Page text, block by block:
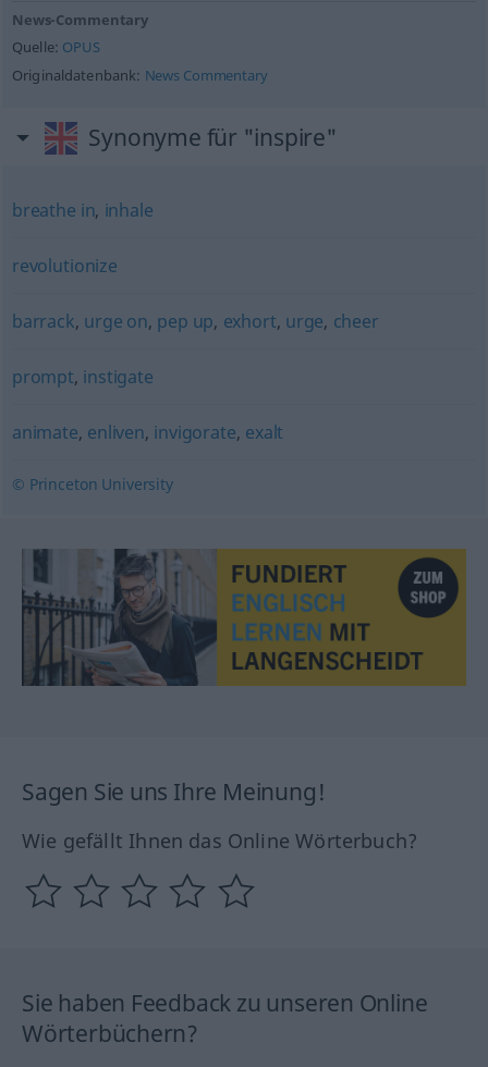
News-Commentary
Quelle: OPUS
Originaldatenbank: News Commentary
Synonyme für "inspire"
breathe in, inhale
revolutionize
barrack, urge on, pep up, exhort, urge, cheer
prompt, instigate
animate, enliven, invigorate, exalt
© Princeton University
Sagen Sie uns Ihre Meinung!
Wie gefällt Ihnen das Online Wörterbuch?
Sie haben Feedback zu unseren Online
Wörterbüchern?